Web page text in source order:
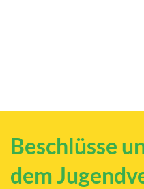
Beschlüsse
dem